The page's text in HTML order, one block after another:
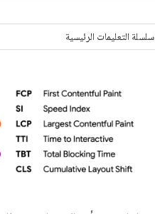
سلسلة التعليمات الرئيسية